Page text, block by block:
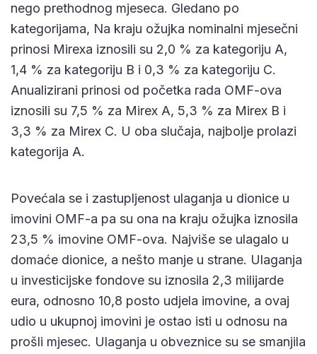
nego prethodnog mjeseca. Gledano po
kategorijama, Na kraju ožujka nominalni mjesečni
prinosi Mirexa iznosili su 2,0 % za kategoriju A,
1,4 % za kategoriju B i 0,3 % za kategoriju C.
Anualizirani prinosi od početka rada OMF-ova
iznosili su 7,5 % za Mirex A, 5,3 % za Mirex B i
3,3 % za Mirex C. U oba slučaja, najbolje prolazi
kategorija A.
Povećala se i zastupljenost ulaganja u dionice u
imovini OMF-a pa su ona na kraju ožujka iznosila
23,5 % imovine OMF-ova. Najviše se ulagalo u
domaće dionice, a nešto manje u strane. Ulaganja
u investicijske fondove su iznosila 2,3 milijarde
eura, odnosno 10,8 posto udjela imovine, a ovaj
udio u ukupnoj imovini je ostao isti u odnosu na
prošli mjesec. Ulaganja u obveznice su se smanjila